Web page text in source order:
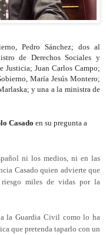
Pedro Sánchez; dos al
de Derechos Sociales y
Justicia; Juan Carlos Campo;
María Jesús Montero;
y una a la ministra de
Casado en su pregunta a
ni los medios, ni en las
Casado quien advierte que
miles de vidas por la
la Guardia Civil como lo ha
que pretenda taparlo con un